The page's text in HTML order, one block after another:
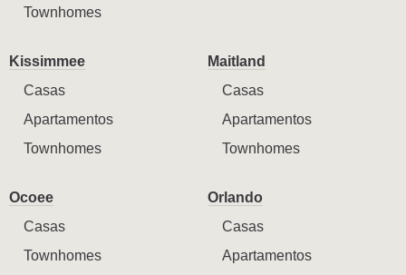
Townhomes
Kissimmee
Casas
Apartamentos
Townhomes
Maitland
Casas
Apartamentos
Townhomes
Ocoee
Casas
Townhomes
Orlando
Casas
Apartamentos